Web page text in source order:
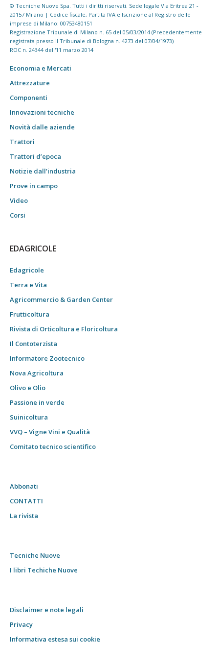
© Tecniche Nuove Spa. Tutti i diritti riservati. Sede legale Via Eritrea 21 -
20157 Milano | Codice fiscale, Partita IVA e Iscrizione al Registro delle
imprese di Milano: 00753480151
Registrazione Tribunale di Milano n. 65 del 05/03/2014 (Precedentemente
registrata presso il Tribunale di Bologna n. 4273 del 07/04/1973)
ROC n. 24344 dell'11 marzo 2014
Economia e Mercati
Attrezzature
Componenti
Innovazioni tecniche
Novità dalle aziende
Trattori
Trattori d’epoca
Notizie dall’industria
Prove in campo
Video
Corsi
EDAGRICOLE
Edagricole
Terra e Vita
Agricommercio & Garden Center
Frutticoltura
Rivista di Orticoltura e Floricoltura
Il Contoterzista
Informatore Zootecnico
Nova Agricoltura
Olivo e Olio
Passione in verde
Suinicoltura
VVQ – Vigne Vini e Qualità
Comitato tecnico scientifico
Abbonati
CONTATTI
La rivista
Tecniche Nuove
I libri Techiche Nuove
Disclaimer e note legali
Privacy
Informativa estesa sui cookie